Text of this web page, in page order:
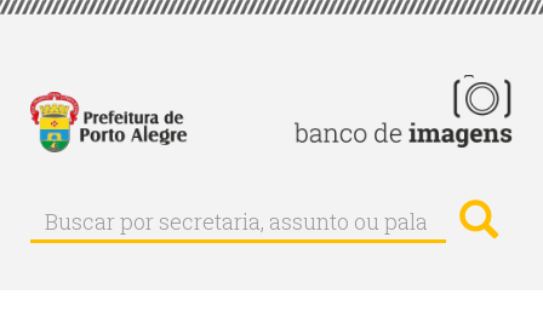
Pular
principal
Buscar
Buscar
por